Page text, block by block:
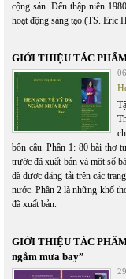
cộng sản. Đến thập niên
hoạt động sáng tạo.(TS. Eric
GIỚI THIỆU TÁC
bốn câu. Phần 1: 80 bài thơ
trước đã xuất bản và một số
đã được đăng tải trên các
nước. Phần 2 là những khổ
đã xuất bản.
GIỚI THIỆU TÁC
ngắm mưa bay”